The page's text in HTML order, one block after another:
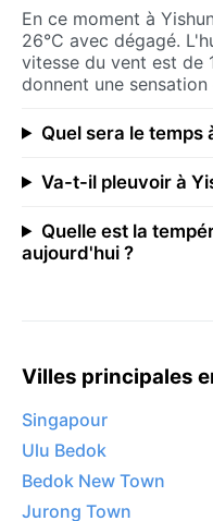
En ce moment à
26°C avec dégagé.
vitesse du vent est de
donnent une sensation
Quel sera le temps
Va-t-il pleuvoir à
Quelle est la
aujourd'hui ?
Villes principales
Singapour
Ulu Bedok
Bedok New Town
Jurong Town